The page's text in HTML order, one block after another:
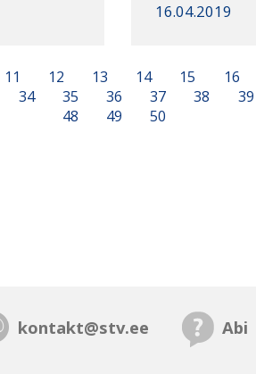
16.04.2019
11 12 13 14 15 16
34 35 36 37 38 39
48
49 50
kontakt@stv.ee Abi